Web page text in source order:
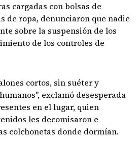
cargadas con bolsas de
de ropa, denunciaron que nadie
sobre la suspensión de los
de los controles de
cortos, sin suéter y
exclamó desesperada
en el lugar, quien
les decomisaron e
colchonetas donde dormían.